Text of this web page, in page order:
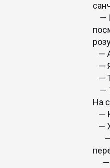
—
—
—
—
—
На
—
—
—
—